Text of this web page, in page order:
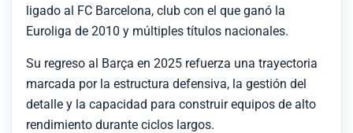
ligado al FC Barcelona, club con el que ganó la
Euroliga de 2010 y múltiples títulos nacionales.
Su regreso al Barça en 2025 refuerza una trayectoria
marcada por la estructura defensiva, la gestión del
detalle y la capacidad para construir equipos de alto
rendimiento durante ciclos largos.